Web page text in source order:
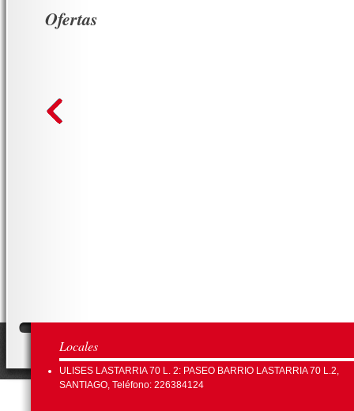
Ofertas
Locales
ULISES LASTARRIA 70 L. 2: PASEO BARRIO LASTARRIA 70 L.2,
SANTIAGO, Teléfono: 226384124